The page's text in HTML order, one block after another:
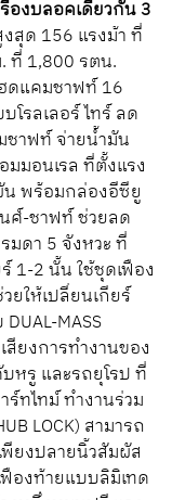
องบลอคเดียวกัน 3
สุด 156 แรงม้า ที่
ที่ 1,800 รตน.
ฮดแคมชาฟท์ 16
โรลเลอร์ ไทร์ ลด
ชาฟท์ จ่ายน้ำมัน
มอนเรล ที่ตั้งแรง
น พร้อมกล่องอีซียู
ศ์-ชาฟท์ ช่วยลด
มดา 5 จังหวะ ที่
1-2 นั้น ใช้ชุดเฟือง
วยให้เปลี่ยนเกียร์
MASS
สียงการทำงานของ
หรู และรถยุโรป ที่
ทไทม์ ทำงานร่วม
LOCK) สามารถ
ยงปลายนิ้วสัมผัส
องท้ายแบบลิมิเทด